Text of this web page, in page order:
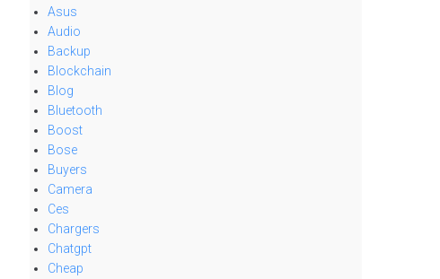
Asus
Audio
Backup
Blockchain
Blog
Bluetooth
Boost
Bose
Buyers
Camera
Ces
Chargers
Chatgpt
Cheap